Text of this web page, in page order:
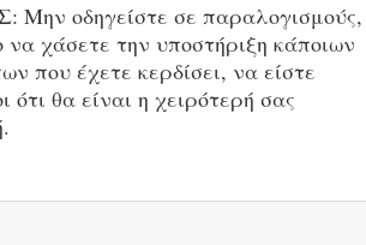
Μην οδηγείστε σε παραλογισμούς,
να χάσετε την υποστήριξη κάποιων
που έχετε κερδίσει, να είστε
ότι θα είναι η χειρότερή σας